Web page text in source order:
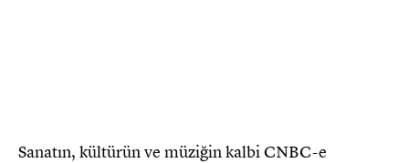
Sanatın, kültürün ve müziğin kalbi CNBC-e